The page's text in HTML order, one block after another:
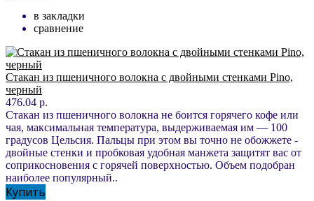
в закладки
сравнение
Стакан из пшеничного волокна с двойными стенками Pino,
черный
476.04 р.
Стакан из пшеничного волокна не боится горячего кофе или
чая, максимальная температура, выдерживаемая им — 100
градусов Цельсия. Пальцы при этом вы точно не обожжете -
двойные стенки и пробковая удобная манжета защитят вас от
соприкосновения с горячей поверхностью. Объем подобран
наиболее популярный..
Купить